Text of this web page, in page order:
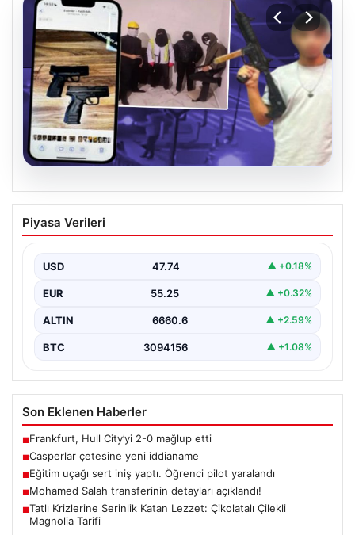
Casperlar çetesine yeni iddianame
Piyasa Verileri
USD 47.74 ▲ +0.18%
EUR 55.25 ▲ +0.32%
ALTIN 6660.6 ▲ +2.59%
BTC 3094156 ▲ +1.08%
Son Eklenen Haberler
■Frankfurt, Hull City’yi 2-0 mağlup etti
■Casperlar çetesine yeni iddianame
■Eğitim uçağı sert iniş yaptı. Öğrenci pilot yaralandı
■Mohamed Salah transferinin detayları açıklandı!
■Tatlı Krizlerine Serinlik Katan Lezzet: Çikolatalı Çilekli
Magnolia Tarifi